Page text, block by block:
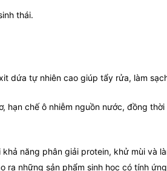
thái.
dứa tự nhiên cao giúp tẩy rửa, làm
hạn chế ô nhiễm nguồn nước, đồng
năng phân giải protein, khử mùi và
những sản phẩm sinh học có tính